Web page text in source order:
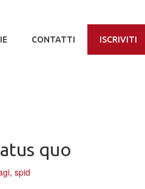
CONTATTI ISCRIVITI
quo
, spid